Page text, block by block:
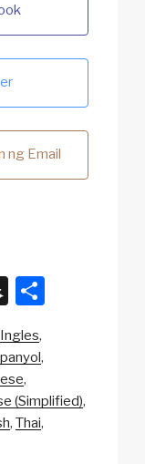
ng Email
S
a
p
c
h
Ingles
(Simplified)
Thai